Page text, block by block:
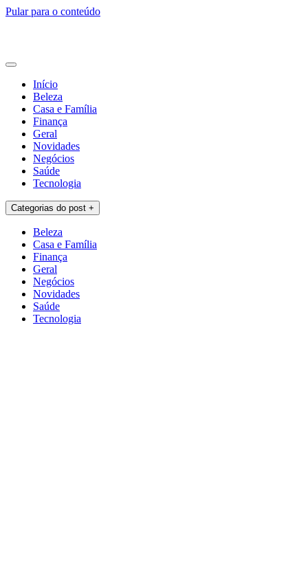
Pular para o conteúdo
Início
Beleza
Casa e Família
Finança
Geral
Novidades
Negócios
Saúde
Tecnologia
Categorias do post +
Beleza
Casa e Família
Finança
Geral
Negócios
Novidades
Saúde
Tecnologia